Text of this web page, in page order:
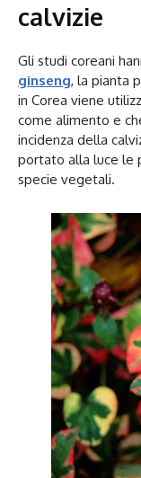
calvizie
Gli studi coreani
ginseng, la pianta
in Corea viene
come alimento e
incidenza della
portato alla luce le
specie vegetali.